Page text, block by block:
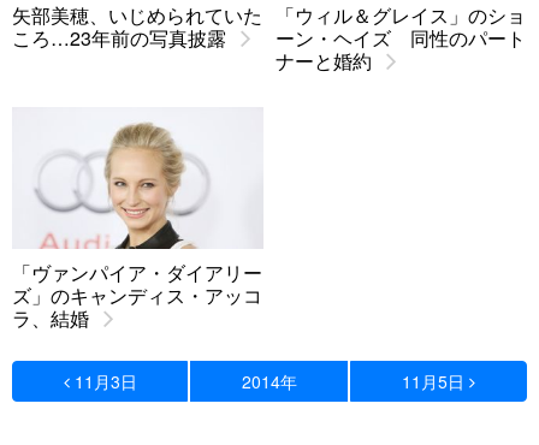
矢部美穂、いじめられていた
ころ…23年前の写真披露
「ウィル＆グレイス」のショ
ーン・ヘイズ 同性のパート
ナーと婚約
「ヴァンパイア・ダイアリー
ズ」のキャンディス・アッコ
ラ、結婚
11月3日 2014年 11月5日